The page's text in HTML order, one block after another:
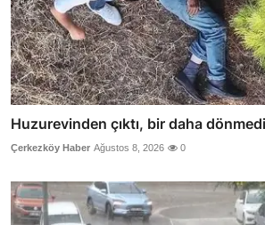
Huzurevinden çıktı, bir daha
Çerkezköy Haber Ağustos 8, 2026 0